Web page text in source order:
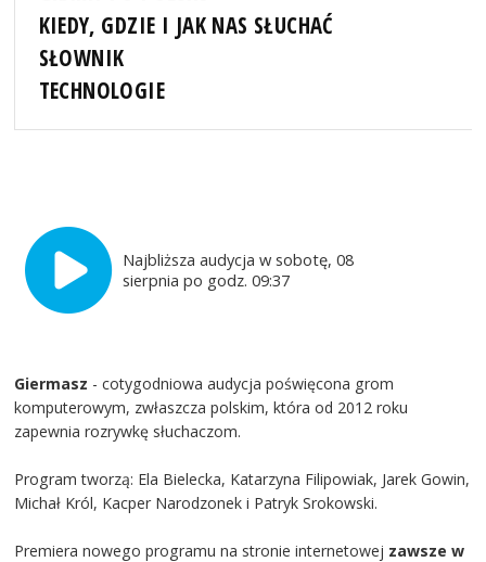
KIEDY, GDZIE I JAK NAS SŁUCHAĆ
SŁOWNIK
TECHNOLOGIE
Najbliższa audycja w sobotę, 08
sierpnia po godz. 09:37
Giermasz - cotygodniowa audycja poświęcona grom
komputerowym, zwłaszcza polskim, która od 2012 roku
zapewnia rozrywkę słuchaczom.
Program tworzą: Ela Bielecka, Katarzyna Filipowiak, Jarek Gowin,
Michał Król, Kacper Narodzonek i Patryk Srokowski.
Premiera nowego programu na stronie internetowej zawsze w